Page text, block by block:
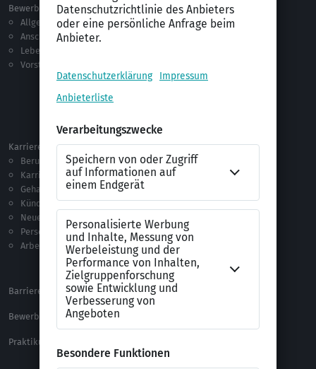
Bewerben
Allgemeines
Anschreiben
Lebenslauf
Vorstellungsgespräch
Berufsorientierung
Ausbildung
Jobprofile
Karriere
Berufseinstieg
Karriere machen
Gehalt
Kündigung
Neue Arbeitswelt
Personalführung
Arbeitsrecht
Vorlagen & Tests
Anschreiben-Vorlagen
Lebenslauf-Vorlagen
Checklisten
Testverfahren
Alle Word-Dateien
Alle Downloads
Barrierefreiheitserklärung
XING Impressum
Bewerbungs-FAQ
Praktikum Online Marketing